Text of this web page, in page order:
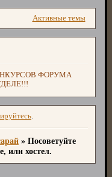
Активные темы
ФОРУМА
.
» Посоветуйте
или хостел.